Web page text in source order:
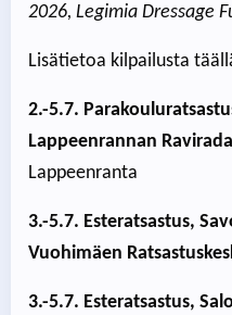
2026, Legimia Dressage
Lisätietoa kilpailusta
2.-5.7.
Lappeenrannan
Lappeenranta
3.-5.7. Esteratsastus,
Vuohimäen
3.-5.7. Esteratsastus,